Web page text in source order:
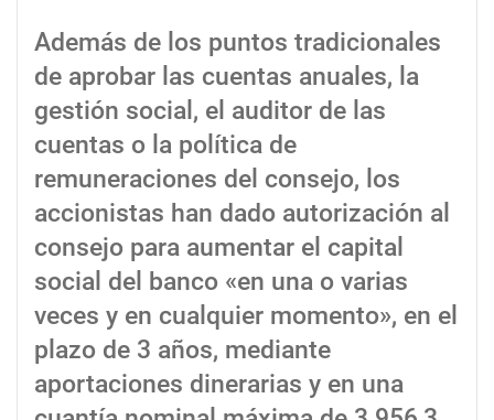
Además de los puntos tradicionales
de aprobar las cuentas anuales, la
gestión social, el auditor de las
cuentas o la política de
remuneraciones del consejo, los
accionistas han dado autorización al
consejo para aumentar el capital
social del banco «en una o varias
veces y en cualquier momento», en el
plazo de 3 años, mediante
aportaciones dinerarias y en una